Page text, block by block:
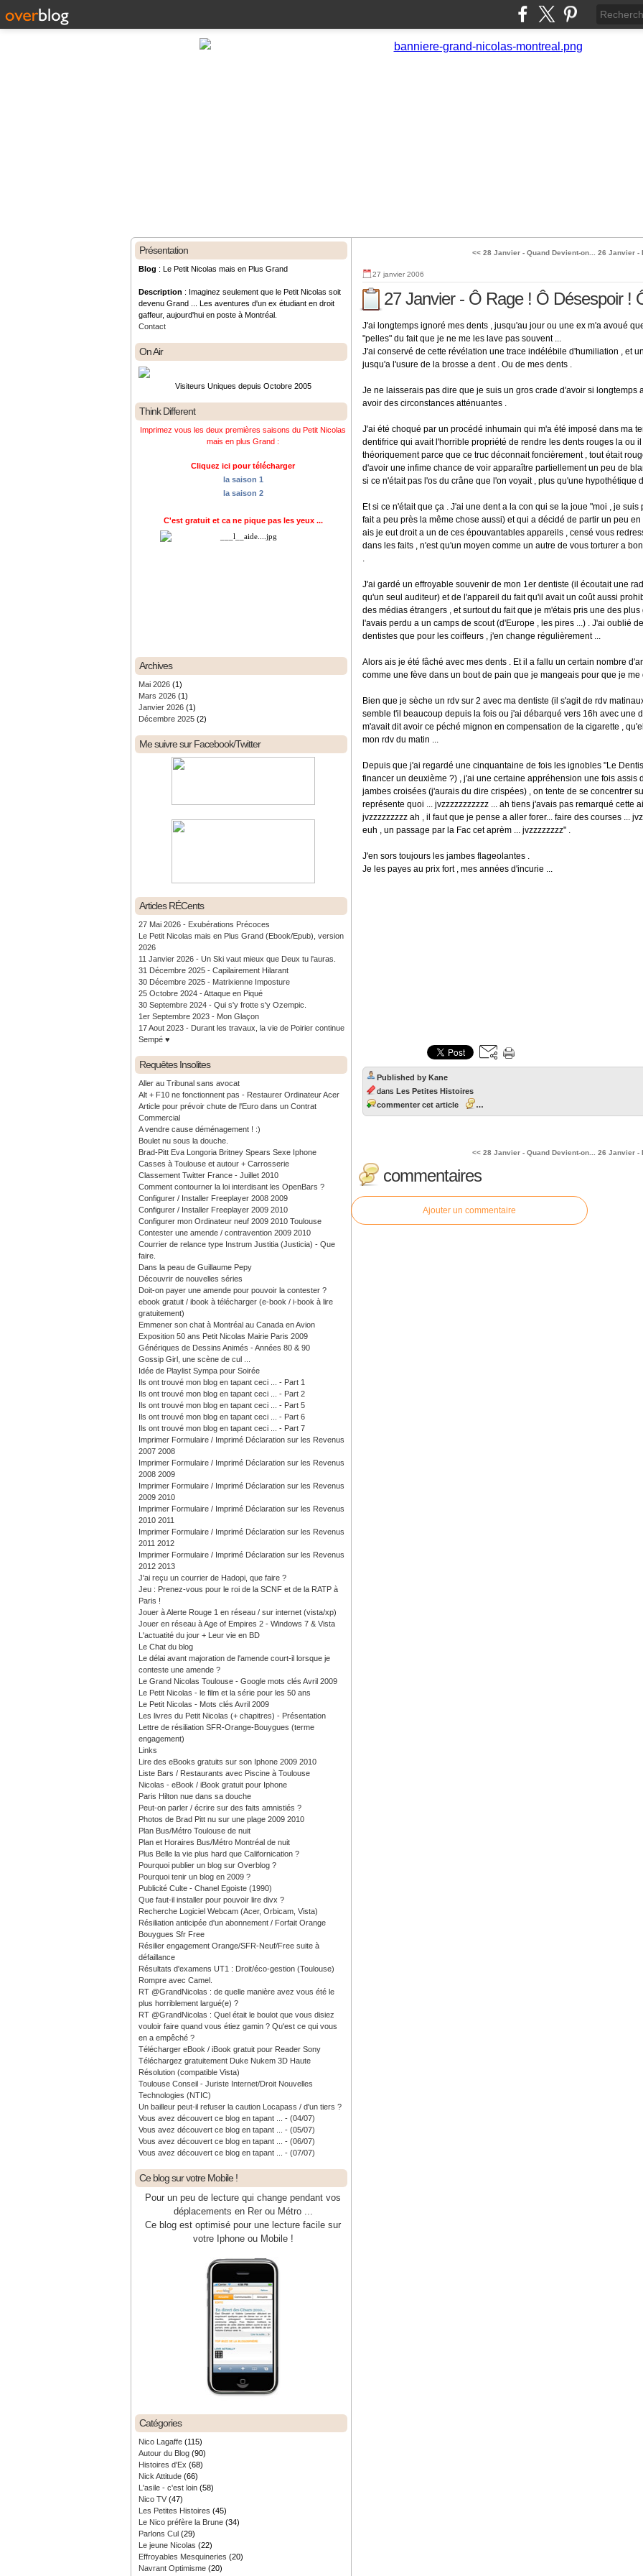
Présentation
Blog : Le Petit Nicolas mais en Plus Grand
Description : Imaginez seulement que le Petit Nicolas soit
devenu Grand ... Les aventures d'un ex étudiant en droit
gaffeur, aujourd'hui en poste à Montréal.
Contact
On Air
Visiteurs Uniques depuis Octobre 2005
Think Different
Imprimez vous les deux premières saisons du Petit Nicolas
mais en plus Grand :
Cliquez ici pour télécharger
la saison 1
la saison 2
C'est gratuit et ca ne pique pas les yeux ...
Archives
Mai 2026 (1)
Mars 2026 (1)
Janvier 2026 (1)
Décembre 2025 (2)
Me suivre sur Facebook/Twitter
Articles RÉCents
27 Mai 2026 - Exubérations Précoces
Le Petit Nicolas mais en Plus Grand (Ebook/Epub), version
2026
11 Janvier 2026 - Un Ski vaut mieux que Deux tu l'auras.
31 Décembre 2025 - Capilairement Hilarant
30 Décembre 2025 - Matrixienne Imposture
25 Octobre 2024 - Attaque en Piqué
30 Septembre 2024 - Qui s'y frotte s'y Ozempic.
1er Septembre 2023 - Mon Glaçon
17 Aout 2023 - Durant les travaux, la vie de Poirier continue
Sempé ♥️
Requêtes Insolites
Aller au Tribunal sans avocat
Alt + F10 ne fonctionnent pas - Restaurer Ordinateur Acer
Article pour prévoir chute de l'Euro dans un Contrat
Commercial
A vendre cause déménagement ! :)
Boulet nu sous la douche.
Brad-Pitt Eva Longoria Britney Spears Sexe Iphone
Casses à Toulouse et autour + Carrosserie
Classement Twitter France - Juillet 2010
Comment contourner la loi interdisant les OpenBars ?
Configurer / Installer Freeplayer 2008 2009
Configurer / Installer Freeplayer 2009 2010
Configurer mon Ordinateur neuf 2009 2010 Toulouse
Contester une amende / contravention 2009 2010
Courrier de relance type Instrum Justitia (Justicia) - Que
faire.
Dans la peau de Guillaume Pepy
Découvrir de nouvelles séries
Doit-on payer une amende pour pouvoir la contester ?
ebook gratuit / ibook à télécharger (e-book / i-book à lire
gratuitement)
Emmener son chat à Montréal au Canada en Avion
Exposition 50 ans Petit Nicolas Mairie Paris 2009
Génériques de Dessins Animés - Années 80 & 90
Gossip Girl, une scène de cul ...
Idée de Playlist Sympa pour Soirée
Ils ont trouvé mon blog en tapant ceci ... - Part 1
Ils ont trouvé mon blog en tapant ceci ... - Part 2
Ils ont trouvé mon blog en tapant ceci ... - Part 5
Ils ont trouvé mon blog en tapant ceci ... - Part 6
Ils ont trouvé mon blog en tapant ceci ... - Part 7
Imprimer Formulaire / Imprimé Déclaration sur les Revenus
2007 2008
Imprimer Formulaire / Imprimé Déclaration sur les Revenus
2008 2009
Imprimer Formulaire / Imprimé Déclaration sur les Revenus
2009 2010
Imprimer Formulaire / Imprimé Déclaration sur les Revenus
2010 2011
Imprimer Formulaire / Imprimé Déclaration sur les Revenus
2011 2012
Imprimer Formulaire / Imprimé Déclaration sur les Revenus
2012 2013
J'ai reçu un courrier de Hadopi, que faire ?
Jeu : Prenez-vous pour le roi de la SCNF et de la RATP à
Paris !
Jouer à Alerte Rouge 1 en réseau / sur internet (vista/xp)
Jouer en réseau à Age of Empires 2 - Windows 7 & Vista
L'actuatité du jour + Leur vie en BD
Le Chat du blog
Le délai avant majoration de l'amende court-il lorsque je
conteste une amende ?
Le Grand Nicolas Toulouse - Google mots clés Avril 2009
Le Petit Nicolas - le film et la série pour les 50 ans
Le Petit Nicolas - Mots clés Avril 2009
Les livres du Petit Nicolas (+ chapitres) - Présentation
Lettre de résiliation SFR-Orange-Bouygues (terme
engagement)
Links
Lire des eBooks gratuits sur son Iphone 2009 2010
Liste Bars / Restaurants avec Piscine à Toulouse
Nicolas - eBook / iBook gratuit pour Iphone
Paris Hilton nue dans sa douche
Peut-on parler / écrire sur des faits amnistiés ?
Photos de Brad Pitt nu sur une plage 2009 2010
Plan Bus/Métro Toulouse de nuit
Plan et Horaires Bus/Métro Montréal de nuit
Plus Belle la vie plus hard que Californication ?
Pourquoi publier un blog sur Overblog ?
Pourquoi tenir un blog en 2009 ?
Publicité Culte - Chanel Egoiste (1990)
Que faut-il installer pour pouvoir lire divx ?
Recherche Logiciel Webcam (Acer, Orbicam, Vista)
Résiliation anticipée d'un abonnement / Forfait Orange
Bouygues Sfr Free
Résilier engagement Orange/SFR-Neuf/Free suite à
défaillance
Résultats d'examens UT1 : Droit/éco-gestion (Toulouse)
Rompre avec Camel.
RT @GrandNicolas : de quelle manière avez vous été le
plus horriblement largué(e) ?
RT @GrandNicolas : Quel était le boulot que vous disiez
vouloir faire quand vous étiez gamin ? Qu'est ce qui vous
en a empêché ?
Télécharger eBook / iBook gratuit pour Reader Sony
Téléchargez gratuitement Duke Nukem 3D Haute
Résolution (compatible Vista)
Toulouse Conseil - Juriste Internet/Droit Nouvelles
Technologies (NTIC)
Un bailleur peut-il refuser la caution Locapass / d'un tiers ?
Vous avez découvert ce blog en tapant ... - (04/07)
Vous avez découvert ce blog en tapant ... - (05/07)
Vous avez découvert ce blog en tapant ... - (06/07)
Vous avez découvert ce blog en tapant ... - (07/07)
Ce blog sur votre Mobile !
Pour un peu de lecture qui change pendant vos
déplacements en Rer ou Métro ...
Ce blog est optimisé pour une lecture facile sur
votre Iphone ou Mobile !
Catégories
Nico Lagaffe (115)
Autour du Blog (90)
Histoires d'Ex (68)
Nick Attitude (66)
L'asile - c'est loin (58)
Nico TV (47)
Les Petites Histoires (45)
Le Nico préfère la Brune (34)
Parlons Cul (29)
Le jeune Nicolas (22)
Effroyables Mesquineries (20)
Navrant Optimisme (20)
<< 28 Janvier - Quand Devient-on... 26 Janvier -
27 janvier 2006
27 Janvier - Ô Rage ! Ô Désespoir !
J'ai longtemps ignoré mes dents , jusqu'au jour ou une ex m'a avoué
"pelles" du fait que je ne me les lave pas souvent ...
J'ai conservé de cette révélation une trace indélébile d'humiliation , et
jusqu'a l'usure de la brosse a dent . Ou de mes dents .
Je ne laisserais pas dire que je suis un gros crade d'avoir si longtemps
avoir des circonstances atténuantes .
J'ai été choqué par un procédé inhumain qui m'a été imposé dans ma
dentifrice qui avait l'horrible propriété de rendre les dents rouges la ou
théoriquement parce que ce truc déconnait foncièrement , tout était
d'avoir une infime chance de voir apparaître partiellement un peu de
si ce n'était pas l'os du crâne que l'on voyait , plus qu'une hypothétique
Et si ce n'était que ça . J'ai une dent a la con qui se la joue "moi , je
fait a peu près la même chose aussi) et qui a décidé de partir un peu
ais je eut droit a un de ces épouvantables appareils , censé vous
dans les faits , n'est qu'un moyen comme un autre de vous torturer a
.
J'ai gardé un effroyable souvenir de mon 1er dentiste (il écoutait une
qu'un seul auditeur) et de l'appareil du fait qu'il avait un coût aussi
des médias étrangers , et surtout du fait que je m'étais pris une des
l'avais perdu a un camps de scout (d'Europe , les pires ...) . J'ai oublié
dentistes que pour les coiffeurs , j'en change régulièrement ...
Alors ais je été fâché avec mes dents . Et il a fallu un certain nombre
comme une fève dans un bout de pain que je mangeais pour que je
Bien que je sèche un rdv sur 2 avec ma dentiste (il s'agit de rdv
semble t'il beaucoup depuis la fois ou j'ai débarqué vers 16h avec une
m'avait dit avoir ce péché mignon en compensation de la cigarette ,
mon rdv du matin ...
Depuis que j'ai regardé une cinquantaine de fois les ignobles "Le
financer un deuxième ?) , j'ai une certaine appréhension une fois assis
jambes croisées (j'aurais du dire crispées) , on tente de se concentrer
représente quoi ... jvzzzzzzzzzzz ... ah tiens j'avais pas remarqué cette
jvzzzzzzzzz ah , il faut que je pense a aller forer... faire des courses ...
euh , un passage par la Fac cet aprèm ... jvzzzzzzzz" .
J'en sors toujours les jambes flageolantes .
Je les payes au prix fort , mes années d'incurie ...
Published by Kane
dans Les Petites Histoires
commenter cet article
…
<< 28 Janvier - Quand Devient-on... 26 Janvier -
commentaires
Ajouter un commentaire